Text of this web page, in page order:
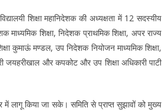
शिक्षा महानिदेशक की अध्यक्षता में 12 सदस्यीय
शिक्षा, निदेशक प्राथमिक शिक्षा, अपर राज्य
कुमाऊं मण्डल, उप निदेशक नियोजन माध्यमिक शिक्षा,
जयहरीखाल और कपकोट और उप शिक्षा अधिकारी पाटी
लागू किया जा सके। समिति से प्राप्त सुझावों को मुख्य